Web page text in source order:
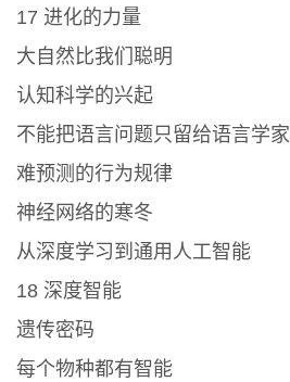
17 进化的力量
大自然比我们聪明
认知科学的兴起
不能把语言问题只留给语言学家
难预测的行为规律
神经网络的寒冬
从深度学习到通用人工智能
18 深度智能
遗传密码
每个物种都有智能